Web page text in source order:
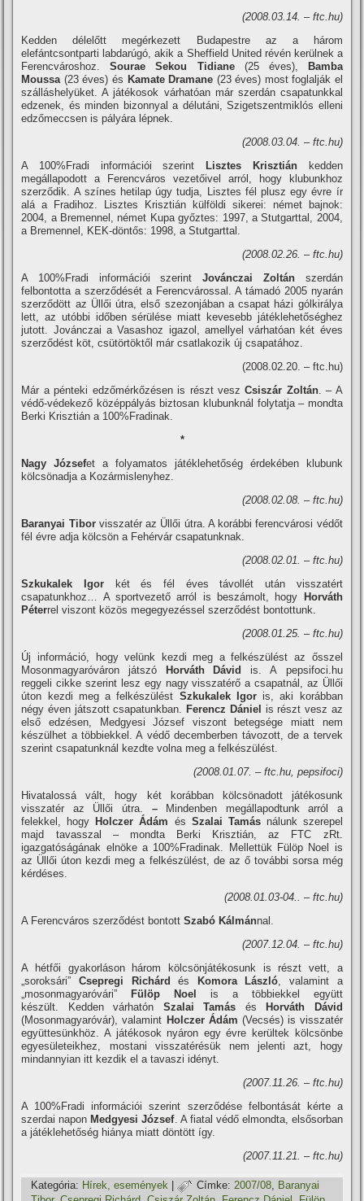
(2008.03.14. – ftc.hu)
Kedden délelőtt megérkezett Budapestre az a három
elefántcsontparti labdarúgó, akik a Sheffield United révén kerülnek a
Ferencvároshoz.Sourae Sekou Tidiane(25 éves),
Bamba
Moussa(23 éves) és Kamate Dramane (23 éves) most foglalják el
szálláshelyüket. A játékosok várhatóan már szerdán csapatunkkal
edzenek, és minden bizonnyal a délutáni, Szigetszentmiklós elleni
edzőmeccsen is pályára lépnek.
(2008.03.04. – ftc.hu)
A 100%Fradi információi szerint
Lisztes Krisztiánkedden
megállapodott a Ferencváros vezetőivel arról, hogy klubunkhoz
szerződik. A szí­nes hetilap úgy tudja, Lisztes fél plusz egy évre í­r
alá a Fradihoz. Lisztes Krisztián külföldi sikerei: német bajnok:
2004, a Bremennel, német Kupa győztes: 1997, a Stutgarttal, 2004,
a Bremennel, KEK-döntős: 1998, a Stutgarttal.
(2008.02.26. – ftc.hu)
A 100%Fradi információi szerintJovánczai Zoltánszerdán
felbontotta a szerződését a Ferencvárossal. A támadó 2005 nyarán
szerződött az Üllői útra, első szezonjában a csapat házi gólkirálya
lett, az utóbbi időben sérülése miatt kevesebb játéklehetőséghez
jutott. Jovánczai a Vasashoz igazol, amellyel várhatóan két éves
szerződést köt, csütörtöktől már csatlakozik új csapatához.
(2008.02.20. – ftc.hu)
Már a pénteki edzőmérkőzésen is részt veszCsiszár Zoltán. – A
védő-védekező középpályás biztosan klubunknál folytatja – mondta
Berki Krisztián a 100%Fradinak.
*
Nagy Józsefet a folyamatos játéklehetőség érdekében klubunk
kölcsönadja a Kozármislenyhez.
(2008.02.08. – ftc.hu)
Baranyai Tiborvisszatér az Üllői útra. A korábbi ferencvárosi védőt
fél évre adja kölcsön a Fehérvár csapatunknak.
(2008.02.01. – ftc.hu)
Szkukalek Igor két és fél éves távollét után visszatért
csapatunkhoz… A sportvezető arról is beszámolt, hogy
Horváth
Péterrel viszont közös megegyezéssel szerződést bontottunk.
(2008.01.25. – ftc.hu)
Új információ, hogy velünk kezdi meg a felkészülést az ősszel
Mosonmagyaróváron játszó
Horváth Dávid is. A pepsifoci.hu
reggeli cikke szerint lesz egy nagy visszatérő a csapatnál, az Üllői
úton kezdi meg a felkészülést Szkukalek Igoris, aki korábban
négy éven játszott csapatunkban. Ferencz Dániel is részt vesz az
első edzésen, Medgyesi József viszont betegsége miatt nem
készülhet a többiekkel. A védő decemberben távozott, de a tervek
szerint csapatunknál kezdte volna meg a felkészülést.
(2008.01.07. – ftc.hu, pepsifoci)
Hivatalossá vált, hogy két korábban kölcsönadott játékosunk
visszatér az Üllői útra. –Mindenben megállapodtunk arról a
felekkel, hogy Holczer Ádám és Szalai Tamásnálunk szerepel
majd tavasszal – mondta Berki Krisztián, az FTC zRt.
igazgatóságának elnöke a 100%Fradinak. Mellettük Fülöp Noel is
az Üllői úton kezdi meg a felkészülést, de az ő további sorsa még
kérdéses.
(2008.01.03-04.. – ftc.hu)
A Ferencváros szerződést bontottSzabó Kálmánnal.
(2007.12.04. – ftc.hu)
A hétfői gyakorláson három kölcsönjátékosunk is részt vett, a
„soroksári”Csepregi Richárd és Komora László, valamint a
„mosonmagyaróvári”
Fülöp Noel
is a többiekkel együtt
készült. Kedden várhatón Szalai Tamás és
Horváth Dávid
(Mosonmagyaróvár), valamint Holczer Ádám (Vecsés) is visszatér
együttesünkhöz. A játékosok nyáron egy évre kerültek kölcsönbe
egyesületeikhez, mostani visszatérésük nem jelenti azt, hogy
mindannyian itt kezdik el a tavaszi idényt.
(2007.11.26. – ftc.hu)
A 100%Fradi információi szerint szerződése felbontását kérte a
szerdai napon Medgyesi József. A fiatal védő elmondta, elsősorban
a játéklehetőség hiánya miatt döntött í­gy.
(2007.11.21. – ftc.hu)
Kategória: Hí­rek, események | Címke: 2007/08, Baranyai